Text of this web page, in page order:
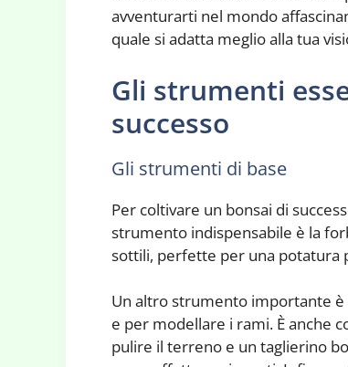
avventurarti nel mondo
quale si adatta meglio alla tua
Gli strumenti
successo
Gli strumenti di base
Per coltivare un bonsai di
strumento indispensabile è la
sottili, perfette per una potatura
Un altro strumento importante è
e per modellare i rami. È anche
pulire il terreno e un taglierino